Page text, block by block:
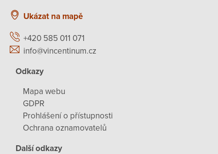
Ukázat na mapě
+420 585 011 071
info@vincentinum.cz
Odkazy
Mapa webu
GDPR
Prohlášení o přístupnosti
Ochrana oznamovatelů
Další odkazy